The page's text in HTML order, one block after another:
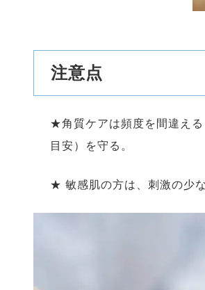
注意点
★角質ケアは頻度を間違え
目安）を守る。
★ 敏感肌の方は、刺激の少